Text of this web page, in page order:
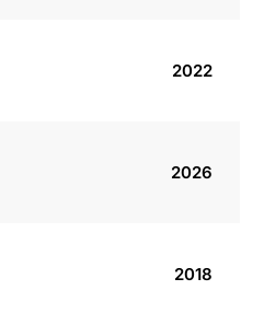
2022
2026
2018